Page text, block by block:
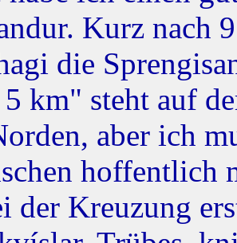
Kurz nach
die
km" steht auf
aber ich
hoffentlich
der Kreuzung